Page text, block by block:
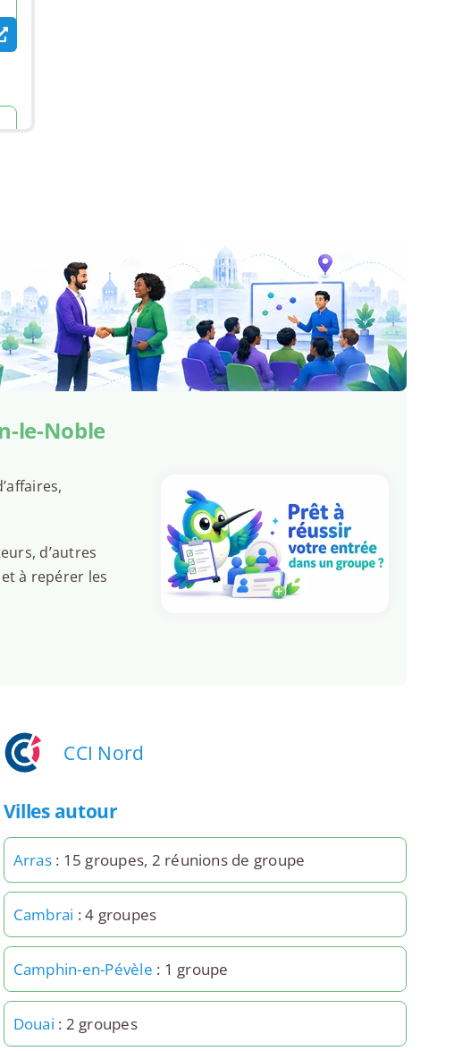
le-Noble
d’autres
à repérer les
CCI Nord
Villes autour
Arras: 15 groupes, 2 réunions de groupe
Cambrai : 4 groupes
Camphin-en-Pévèle : 1 groupe
Douai : 2 groupes